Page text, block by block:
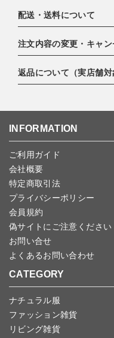
下記お支払い方法よりお選
EXPRESS,Diners Club）
・PayPay
配送・送料について
配達業者：日本郵便
ゆうパック 800円
北海道：1,400円
ゆうパケット全国一律：
注文内容の変更・キャ
ご注文日当日から翌日の
予約商品など一部キャンセ
じめご了承ください。
返品について（実店舗対
INFORMATION
ご利用ガイド
会社概要
特定商取引法
プライバシーポリシー
会員規約
偽サイトにご注意ください
お問い合せ
よくあるお問い合わせ
CATEGORY
ナチュラル服
ファッション雑貨
リビング雑貨